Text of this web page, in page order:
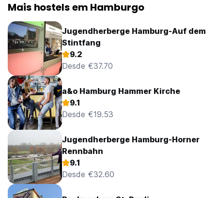
Mais hostels em Hamburgo
Jugendherberge Hamburg-Auf dem
Stintfang
9.2
Desde €37.70
a&o Hamburg Hammer Kirche
9.1
Desde €19.53
Jugendherberge Hamburg-Horner
Rennbahn
9.1
Desde €32.60